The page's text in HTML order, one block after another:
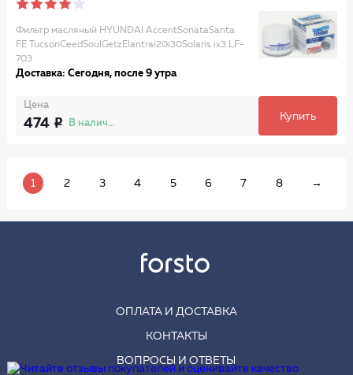
Фильтр масляный HYUNDAI AccentSonataSanta
FE TucsonCeedSoulGetzElantrai20i30Solaris ix3 LF-
703
Доставка: Сегодня, после 9 утра
Цена
474 В наличии
Купить
1 2 3 4 5 6 7 8 →
ОПЛАТА И ДОСТАВКА
КОНТАКТЫ
ВОПРОСЫ И ОТВЕТЫ